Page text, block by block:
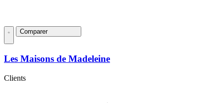
Comparer
Les Maisons de Madeleine
Clients